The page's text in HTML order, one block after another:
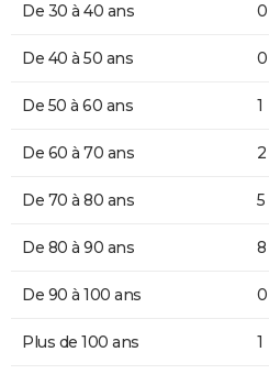
De 30 à 40 ans 0
De 40 à 50 ans 0
De 50 à 60 ans 1
De 60 à 70 ans 2
De 70 à 80 ans 5
De 80 à 90 ans 8
De 90 à 100 ans 0
Plus de 100 ans 1